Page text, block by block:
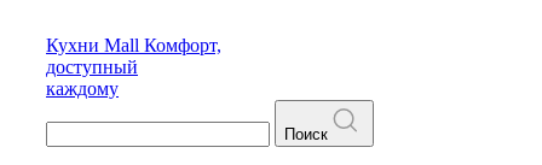
Кухни Mall Комфорт,
доступный
каждому
Поиск